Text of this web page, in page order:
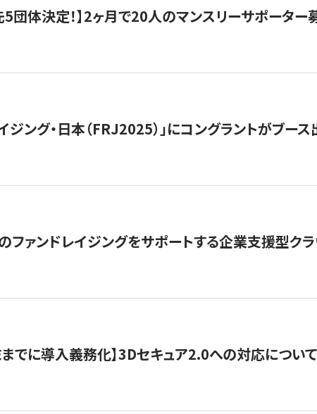
5団体決定！】2ヶ月で20人のマンスリーサポータ
ジング・日本（FRJ2025）」にコングラントがブー
ファンドレイジングをサポートする企業支援型クラ
でに導入義務化】3Dセキュア2.0への対応について